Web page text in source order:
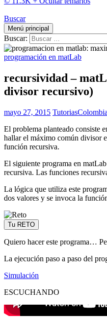
Buscar
Menú principal
Buscar:
programación en matLab
recursividad –
divisor recursivo)
mayo 27, 2015 TutoriasColombia
El problema planteado consiste
hallar el máximo común divisor
función recursiva.
El siguiente programa en
recursiva. Las funciones
La lógica que utiliza este
dos valores y se invoca la
Tu RETO
Quiero hacer este programa…
La ejecución paso a paso del
Simulación
ESCUCHANDO